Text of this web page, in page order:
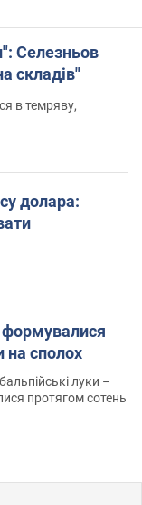
Селезньов
складів"
в темряву,
долара:
формувалися
на сполох
луки –
протягом сотень